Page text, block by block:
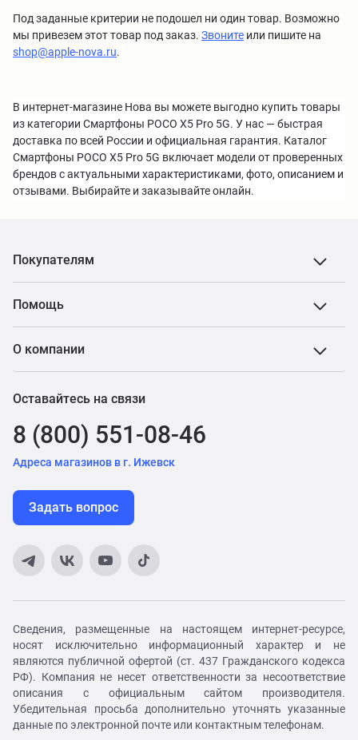
Под заданные критерии не подошел ни один товар. Возможно
мы привезем этот товар под заказ. Звоните или пишите на
shop@apple-nova.ru.
В интернет-магазине Нова вы можете выгодно купить товары
из категории Смартфоны POCO X5 Pro 5G. У нас — быстрая
доставка по всей России и официальная гарантия. Каталог
Смартфоны POCO X5 Pro 5G включает модели от проверенных
брендов с актуальными характеристиками, фото, описанием и
отзывами. Выбирайте и заказывайте онлайн.
Покупателям
Помощь
О компании
Оставайтесь на связи
8 (800) 551-08-46
Адреса магазинов в г. Ижевск
Задать вопрос
Сведения, размещенные на настоящем интернет-ресурсе,
носят исключительно информационный характер и не
являются публичной офертой (ст. 437 Гражданского кодекса
РФ). Компания не несет ответственности за несоответствие
описания с официальным сайтом производителя.
Убедительная просьба дополнительно уточнять указанные
данные по электронной почте или контактным телефонам.